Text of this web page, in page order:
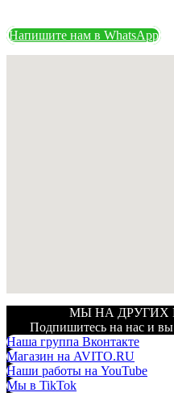
Напишите нам в WhatsApp
МЫ НА ДРУГИХ
Подпишитесь на нас и вы
Наша группа Вконтакте
Магазин на AVITO.RU
Наши работы на YouTube
Мы в TikTok